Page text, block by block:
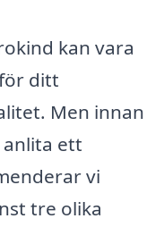
kan vara
ditt
Men innan
ett
vi
tre olika